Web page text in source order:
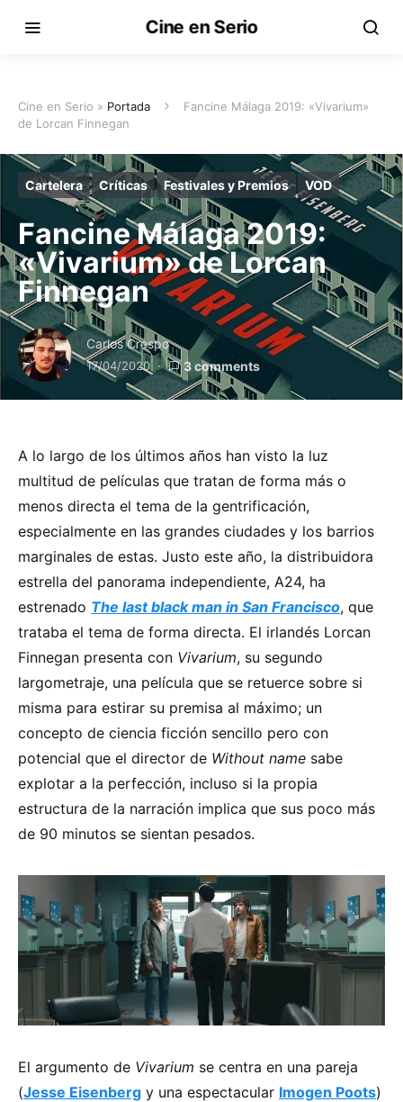
Cine en Serio
Cine en Serio » Portada
Fancine Málaga 2019: «Vivarium»
de Lorcan Finnegan
Cartelera Críticas Festivales y Premios VOD
Fancine Málaga 2019:
«Vivarium» de Lorcan
Finnegan
Carlos Crespo
17/04/2020 3 comments
A lo largo de los últimos años han visto la luz
multitud de películas que tratan de forma más o
menos directa el tema de la gentrificación,
especialmente en las grandes ciudades y los barrios
marginales de estas. Justo este año, la distribuidora
estrella del panorama independiente, A24, ha
estrenado The last black man in San Francisco, que
trataba el tema de forma directa. El irlandés Lorcan
Finnegan presenta con Vivarium, su segundo
largometraje, una película que se retuerce sobre si
misma para estirar su premisa al máximo; un
concepto de ciencia ficción sencillo pero con
potencial que el director de Without name sabe
explotar a la perfección, incluso si la propia
estructura de la narración implica que sus poco más
de 90 minutos se sientan pesados.
El argumento de Vivarium se centra en una pareja
(Jesse Eisenberg y una espectacular Imogen Poots)